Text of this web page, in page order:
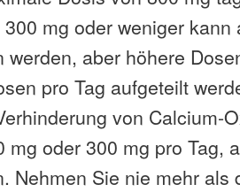
300 mg oder weniger
werden, aber höhere
pro Tag aufgeteilt
von Calcium-
mg oder 300 mg pro Tag,
Nehmen Sie nie mehr als